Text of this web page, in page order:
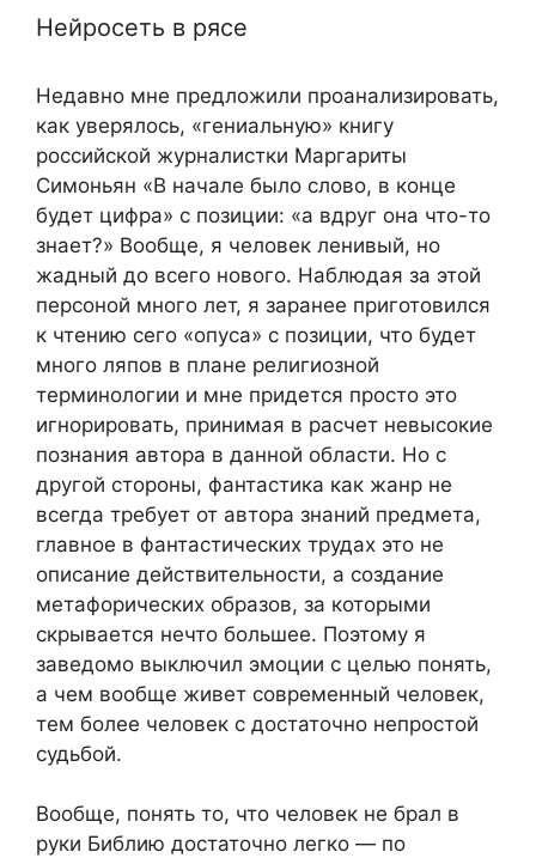
Нейросеть в рясе
Недавно мне предложили проанализировать,
как уверялось, «гениальную» книгу
российской журналистки Маргариты
Симоньян «В начале было слово, в конце
будет цифра» с позиции: «а вдруг она что-то
знает?» Вообще, я человек ленивый, но
жадный до всего нового. Наблюдая за этой
персоной много лет, я заранее приготовился
к чтению сего «опуса» с позиции, что будет
много ляпов в плане религиозной
терминологии и мне придется просто это
игнорировать, принимая в расчет невысокие
познания автора в данной области. Но с
другой стороны, фантастика как жанр не
всегда требует от автора знаний предмета,
главное в фантастических трудах это не
описание действительности, а создание
метафорических образов, за которыми
скрывается нечто большее. Поэтому я
заведомо выключил эмоции с целью понять,
а чем вообще живет современный человек,
тем более человек с достаточно непростой
судьбой.
Вообще, понять то, что человек не брал в
руки Библию достаточно легко — по